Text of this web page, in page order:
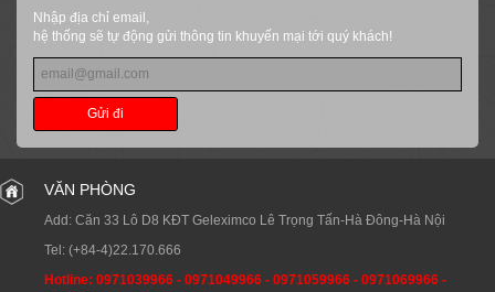
Nhập địa chỉ email,
hệ thống sẽ tự động gửi thông tin khuyến mại tới quý khách!
Gửi đi
VĂN PHÒNG
Add: Căn 33 Lô D8 KĐT Geleximco Lê Trọng Tấn-Hà Đông-Hà Nội
Tel: (+84-4)22.170.666
Hotline: 0971039966 - 0971049966 - 0971059966 - 0971069966 -